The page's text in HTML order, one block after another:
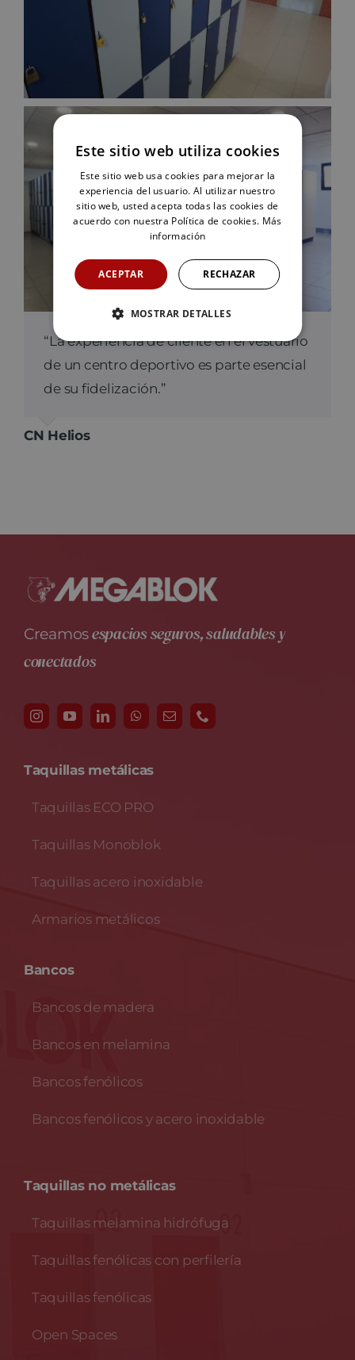
“La experiencia de cliente en el vestuario
de un centro deportivo es parte esencial
de su fidelización.”
CN Helios
Creamosespacios seguros, saludables y
conectados
Taquillas metálicas
Taquillas ECO PRO
Taquillas Monoblok
Taquillas acero inoxidable
Armarios metálicos
Bancos
Bancos de madera
Bancos en melamina
Bancos fenólicos
Bancos fenólicos y acero inoxidable
Taquillas no metálicas
Taquillas melamina hidrófuga
Taquillas fenólicas con perfilería
Taquillas fenólicas
Open Spaces
Este sitio web utiliza cookies
Este sitio web usa cookies para mejorar la
experiencia del usuario. Al utilizar nuestro
sitio web, usted acepta todas las cookies de
acuerdo con nuestra Política de cookies. Más
información
ACEPTAR RECHAZAR
MOSTRAR DETALLES